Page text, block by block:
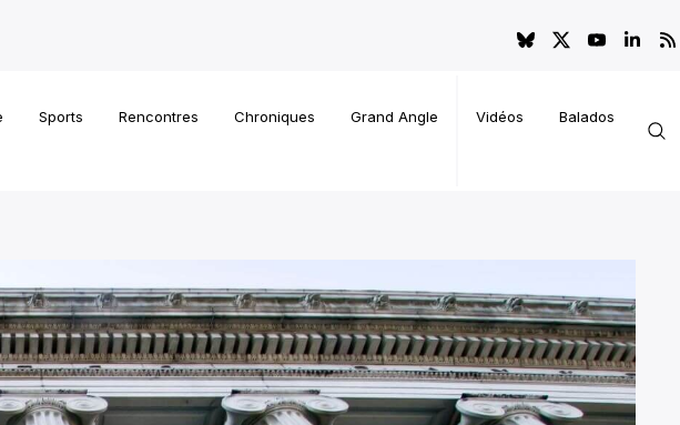
Sports Rencontres Chroniques Grand Angle Vidéos Balados